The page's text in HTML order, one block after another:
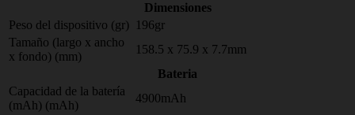
Dimensiones
Peso del dispositivo (gr)
196gr
Tamaño (largo x ancho
x fondo) (mm)
158.5 x 75.9 x 7.7mm
Bateria
Capacidad de la batería
(mAh) (mAh)
4900mAh